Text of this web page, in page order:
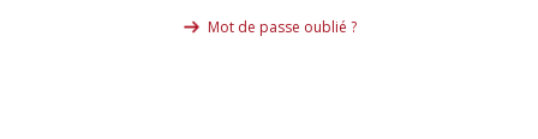
Mot de passe oublié ?